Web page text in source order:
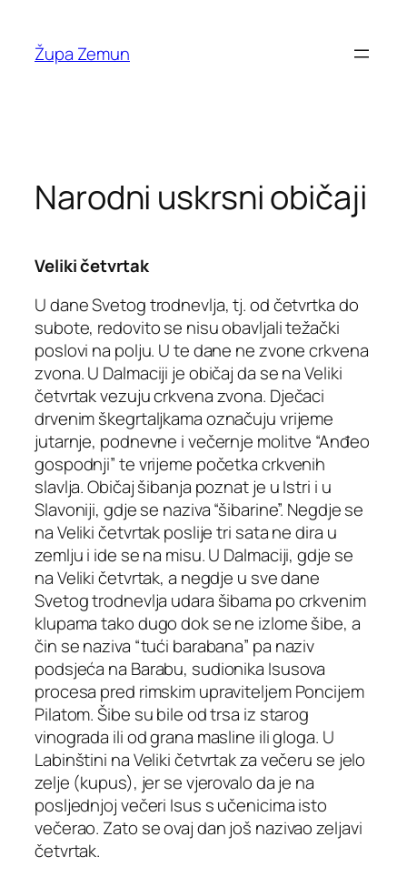
content
Župa Zemun
Narodni uskrsni običaji
Veliki četvrtak
U dane Svetog trodnevlja, tj. od četvrtka do
subote, redovito se nisu obavljali težački
poslovi na polju. U te dane ne zvone crkvena
zvona. U Dalmaciji je običaj da se na Veliki
četvrtak vezuju crkvena zvona. Dječaci
drvenim škegrtaljkama označuju vrijeme
jutarnje, podnevne i večernje molitve “Anđeo
gospodnji” te vrijeme početka crkvenih
slavlja. Običaj šibanja poznat je u Istri i u
Slavoniji, gdje se naziva “šibarine”. Negdje se
na Veliki četvrtak poslije tri sata ne dira u
zemlju i ide se na misu. U Dalmaciji, gdje se
na Veliki četvrtak, a negdje u sve dane
Svetog trodnevlja udara šibama po crkvenim
klupama tako dugo dok se ne izlome šibe, a
čin se naziva “tući barabana” pa naziv
podsjeća na Barabu, sudionika Isusova
procesa pred rimskim upraviteljem Poncijem
Pilatom. Šibe su bile od trsa iz starog
vinograda ili od grana masline ili gloga. U
Labinštini na Veliki četvrtak za večeru se jelo
zelje (kupus), jer se vjerovalo da je na
posljednjoj večeri Isus s učenicima isto
večerao. Zato se ovaj dan još nazivao zeljavi
četvrtak.